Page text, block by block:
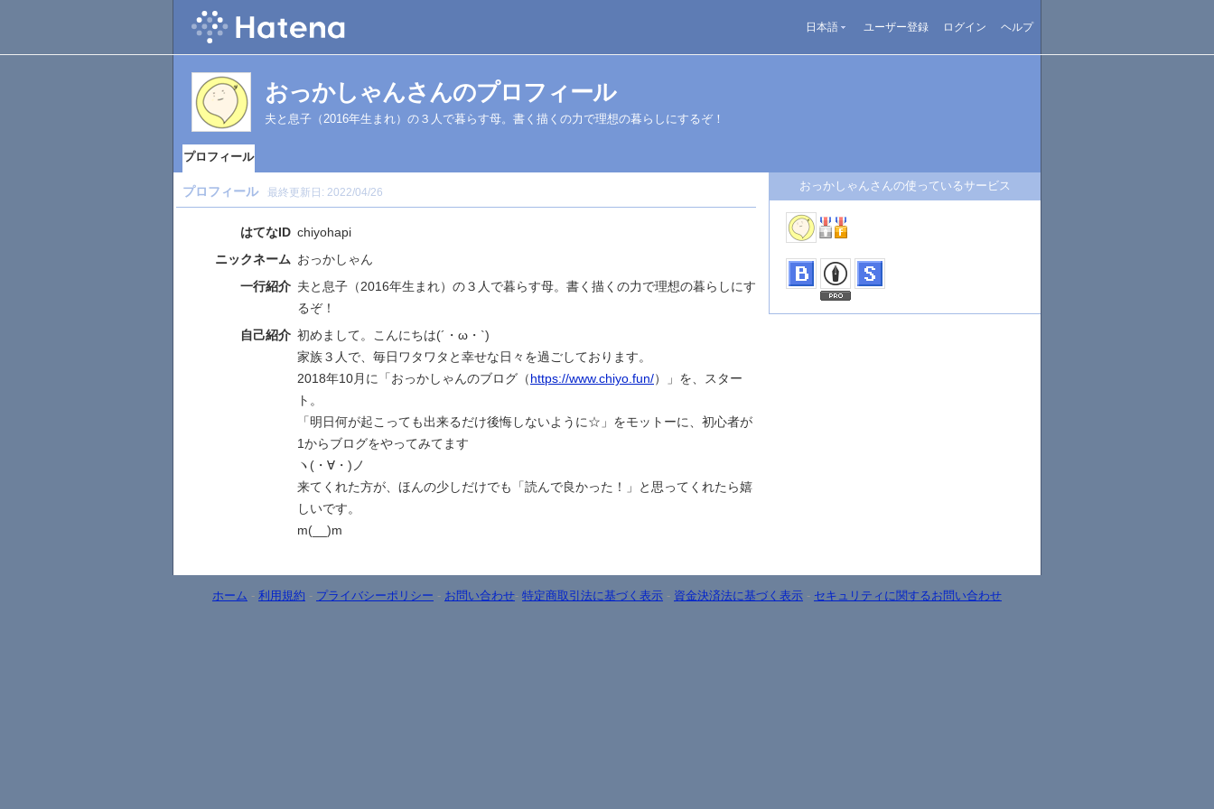
日本語 ユーザー登録 ログイン ヘルプ
おっかしゃんさんのプロフィール
夫と息子（2016年生まれ）の３人で暮らす母。書く描くの力で理想の暮らしにするぞ！
プロフィール
プロフィール 最終更新日: 2022/04/26
はてなID chiyohapi
ニックネーム おっかしゃん
一行紹介 夫と息子（2016年生まれ）の３人で暮らす母。書く描くの力で理想の暮らしにす
るぞ！
自己紹介 初めまして。こんにちは(´・ω・`)
家族３人で、毎日ワタワタと幸せな日々を過ごしております。
2018年10月に「おっかしゃんのブログ（https://www.chiyo.fun/）」を、スター
ト。
「明日何が起こっても出来るだけ後悔しないように☆」をモットーに、初心者が
1からブログをやってみてます
ヽ(・∀・)ノ
来てくれた方が、ほんの少しだけでも「読んで良かった！」と思ってくれたら嬉
しいです。
m(__)m
おっかしゃんさんの使っているサービス
ホーム - 利用規約 - プライバシーポリシー - お問い合わせ- 特定商取引法に基づく表示 - 資金決済法に基づく表示 - セキュリティに関するお問い合わせ